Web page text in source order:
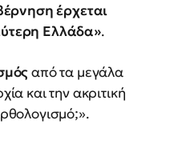
έρχεται
Ελλάδα».
από τα μεγάλα
και την ακριτική